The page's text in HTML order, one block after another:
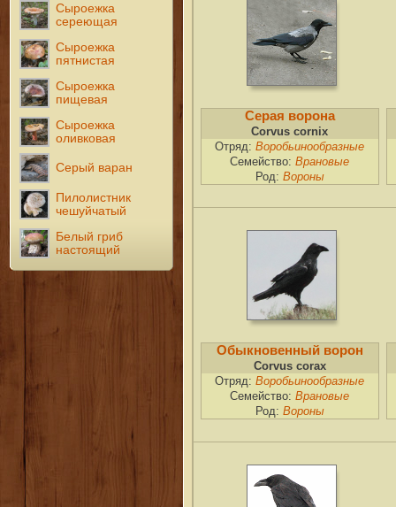
Сыроежка
сереющая
Сыроежка
пятнистая
Сыроежка
пищевая
Сыроежка
оливковая
Серый варан
Пилолистник
чешуйчатый
Белый гриб
настоящий
Серая ворона
Corvus cornix
Отряд:Воробьинообразные
Семейство:Врановые
Род: Вороны
Обыкновенный ворон
Corvus corax
Отряд:Воробьинообразные
Семейство:Врановые
Род: Вороны